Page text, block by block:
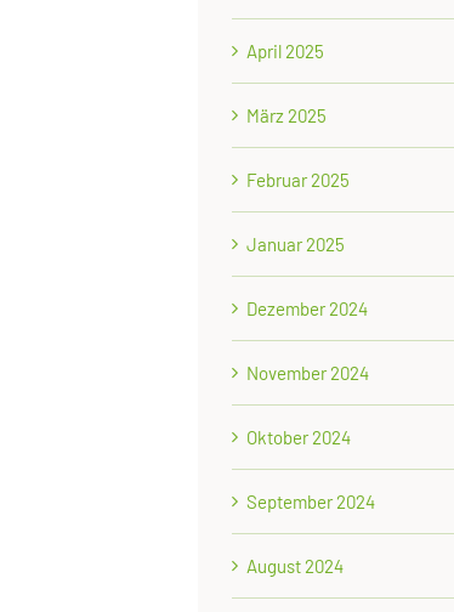
April 2025
März 2025
Februar 2025
Januar 2025
Dezember 2024
November 2024
Oktober 2024
September 2024
August 2024